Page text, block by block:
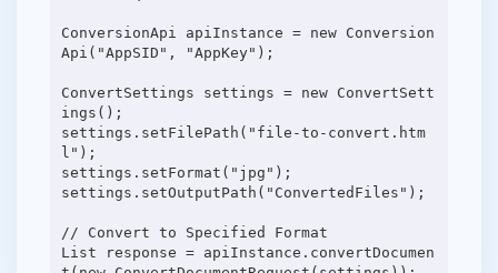
ConversionApi apiInstance = new Conversion
Api("AppSID", "AppKey");
ConvertSettings settings = new ConvertSett
ings();
settings.setFilePath("file-to-convert.htm
l");
settings.setFormat("jpg");
settings.setOutputPath("ConvertedFiles");
// Convert to Specified Format
List response = apiInstance.convertDocumen